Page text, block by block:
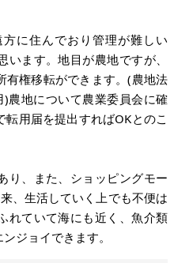
に住んでおり管理が難しい
ます。地目が農地ですが、
有権移転ができます。(農地法
農地について農業委員会に確
用届を提出すればOKとのこ
り、また、ショッピングモー
、生活していく上でも不便は
れていて海にも近く、魚介類
ジョイできます。